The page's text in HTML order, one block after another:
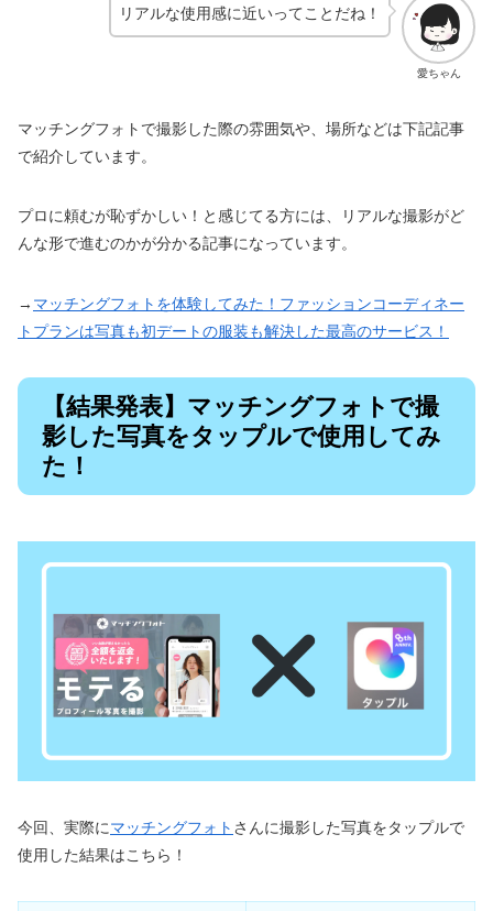
愛ちゃん
リアルな使用感に近いってことだね！
マッチングフォトで撮影した際の雰囲気や、場所などは下記記事
で紹介しています。
プロに頼むが恥ずかしい！と感じてる方には、リアルな撮影がど
んな形で進むのかが分かる記事になっています。
→ マッチングフォトを体験してみた！ファッションコーディネー
トプランは写真も初デートの服装も解決した最高のサービス！
【結果発表】マッチングフォトで撮
影した写真をタップルで使用してみ
た！
今回、実際にマッチングフォト さんに撮影した写真をタップルで
使用した結果はこちら！